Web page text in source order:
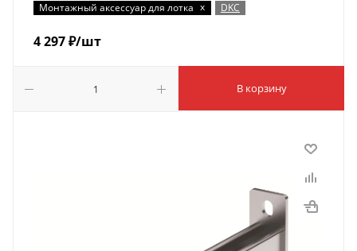
Монтажный аксессуар для лотка x DKC
4 297₽/шт
В корзину